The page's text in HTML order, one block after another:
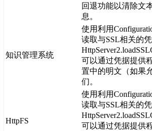
回退功能以清除文
息。
知识管理系统
使用利用
读取与SSL相关的
可以通过凭据提供
置中的明文（如果
们。
HttpFS
使用利用
读取与SSL相关的
可以通过凭据提供